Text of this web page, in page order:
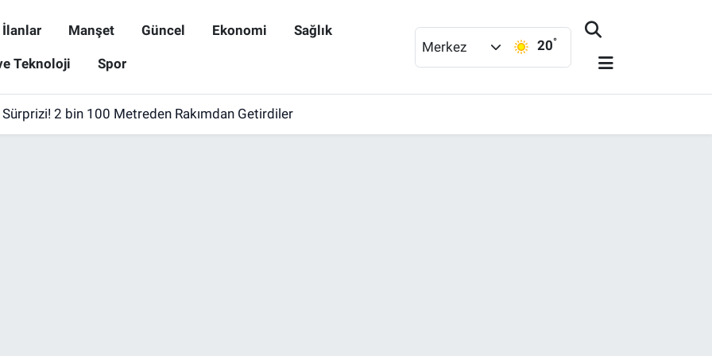
İlanlar Manşet Güncel Ekonomi Sağlık
Teknoloji Spor
Merkez 20°
Sürprizi! 2 bin 100 Metreden Rakımdan Getirdiler